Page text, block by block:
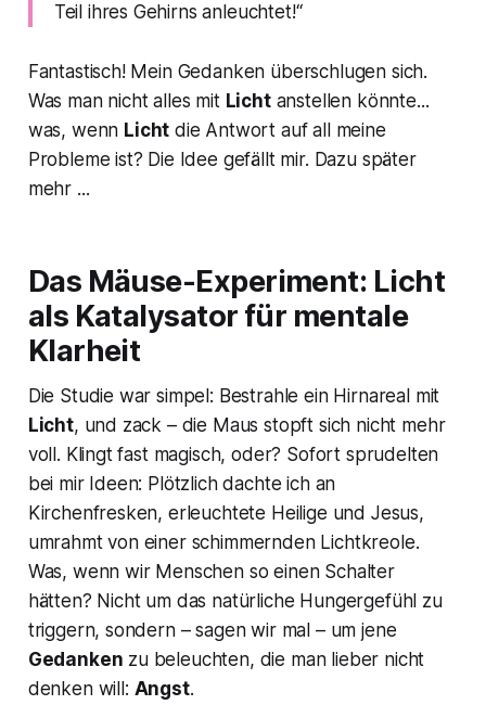
Teil ihres Gehirns anleuchtet!“
Fantastisch! Mein Gedanken überschlugen sich.
Was man nicht alles mit Lichtanstellen könnte...
was, wenn Licht die Antwort auf all meine
Probleme ist? Die Idee gefällt mir. Dazu später
mehr ...
Das Mäuse-Experiment: Licht
als Katalysator für mentale
Klarheit
Die Studie war simpel: Bestrahle ein Hirnareal mit
Licht, und zack – die Maus stopft sich nicht mehr
voll. Klingt fast magisch, oder? Sofort sprudelten
bei mir Ideen: Plötzlich dachte ich an
Kirchenfresken, erleuchtete Heilige und Jesus,
umrahmt von einer schimmernden Lichtkreole.
Was, wenn wir Menschen so einen Schalter
hätten? Nicht um das natürliche Hungergefühl zu
triggern, sondern – sagen wir mal – um jene
Gedanken zu beleuchten, die man lieber nicht
denken will: Angst.